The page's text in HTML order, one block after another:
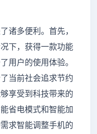
诸多便利。首先，
下，获得一款功能
用户的使用体验。
当前社会追求节约
享受到科技带来的
省电模式和智能加
求智能调整手机的